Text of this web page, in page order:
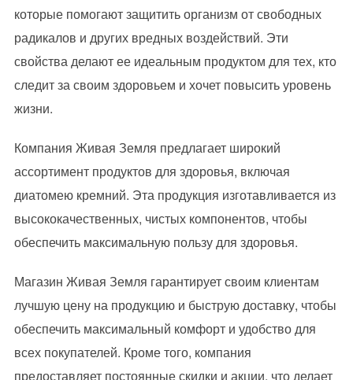
которые помогают защитить организм от свободных
радикалов и других вредных воздействий. Эти
свойства делают ее идеальным продуктом для тех, кто
следит за своим здоровьем и хочет повысить уровень
жизни.
Компания Живая Земля предлагает широкий
ассортимент продуктов для здоровья, включая
диатомею кремний. Эта продукция изготавливается из
высококачественных, чистых компонентов, чтобы
обеспечить максимальную пользу для здоровья.
Магазин Живая Земля гарантирует своим клиентам
лучшую цену на продукцию и быструю доставку, чтобы
обеспечить максимальный комфорт и удобство для
всех покупателей. Кроме того, компания
предоставляет постоянные скидки и акции, что делает